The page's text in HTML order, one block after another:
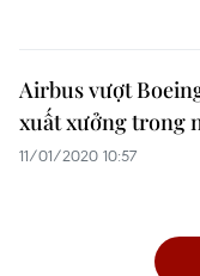
Airbus vượt
xuất xưởng trong
11/01/2020 10:57